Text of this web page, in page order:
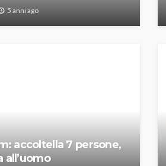
5 anni ago
accoltella 7 persone,
all’uomo